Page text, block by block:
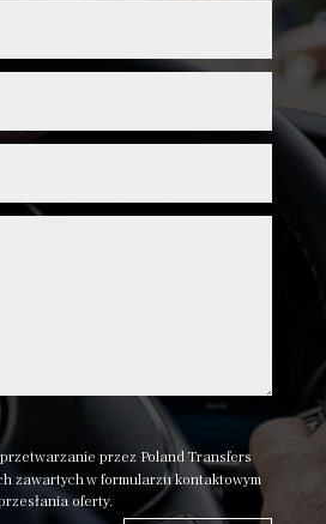
przez Poland Transfers
zawartych w formularzu kontaktowym
oferty.